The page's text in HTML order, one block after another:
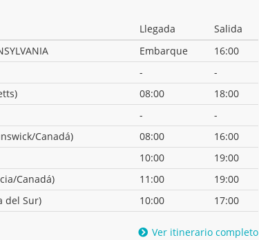
Llegada
Salida
Embarque
16:00
-
-
08:00
18:00
-
-
Canadá) 08:00
16:00
10:00
19:00
Canadá) 11:00
19:00
del Sur) 10:00 17:00
Ver itinerario completo